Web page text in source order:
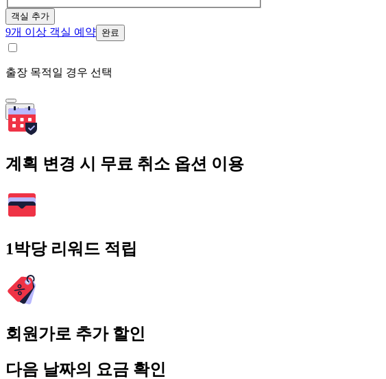
객실 추가
9개 이상 객실 예약 완료
출장 목적일 경우 선택
검색
계획 변경 시 무료 취소 옵션 이용
1박당 리워드 적립
회원가로 추가 할인
다음 날짜의 요금 확인